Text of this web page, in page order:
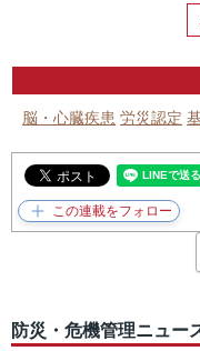
脳・心臓疾患 労災認定
防災・危機管理ニュー